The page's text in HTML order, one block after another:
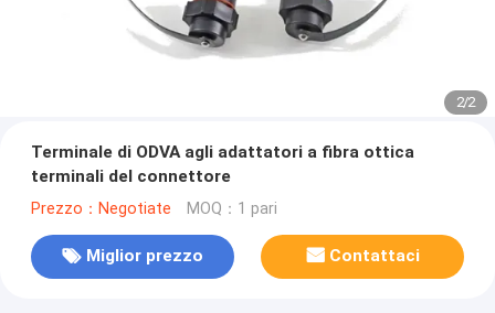
2/2
Terminale di ODVA agli adattatori a fibra ottica
terminali del connettore
Prezzo：Negotiate MOQ：1 pari
Miglior prezzo Contattaci